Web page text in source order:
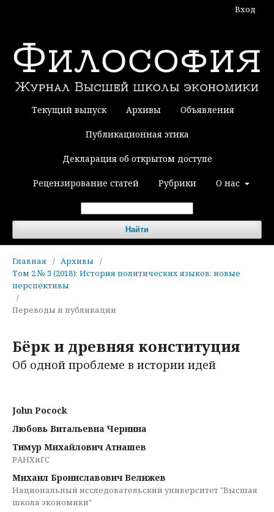
Текущий выпуск Архивы Объявления
Публикационная этика
Декларация об открытом доступе
Рецензирование статей Рубрики О нас
Найти
Вход
Главная / Архивы
/
Том 2 № 3 (2018): История политических языков: новые
перспективы
/
Переводы и публикации
Бёрк и древняя конституция
Об одной проблеме в истории идей
John Pocock
Любовь Витальевна Чернина
Тимур Михайлович Атнашев
РАНХиГС
Михаил Брониславович Велижев
Национальный исследовательский университет "Высшая
школа экономики"